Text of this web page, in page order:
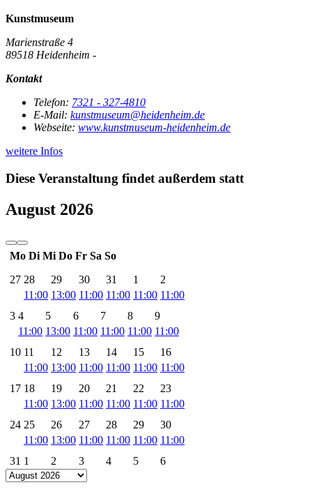
Kunstmuseum
Marienstraße 4
89518 Heidenheim -
Kontakt
Telefon: 7321 - 327-4810
E-Mail: kunstmuseum@heidenheim.de
Webseite: www.kunstmuseum-heidenheim.de
weitere Infos
Diese Veranstaltung findet außerdem statt
August 2026
Mo Di Mi Do Fr Sa So
27 28 29 30 31 1
2
11:00 13:00 11:00 11:00 11:00 11:00
3 4 5 6 7 8
9
11:00 13:00 11:00 11:00 11:00 11:00
10 11 12 13 14 15
16
11:00 13:00 11:00 11:00 11:00 11:00
17 18 19 20 21 22
23
11:00 13:00 11:00 11:00 11:00 11:00
24 25 26 27 28 29
30
11:00 13:00 11:00 11:00 11:00 11:00
31 1 2 3 4 5
6
11:00 13:00 11:00